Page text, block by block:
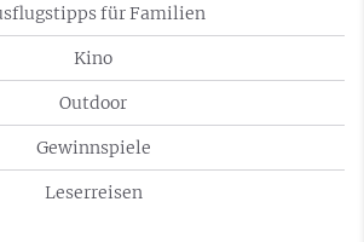
für Familien
Kino
Outdoor
Gewinnspiele
Leserreisen